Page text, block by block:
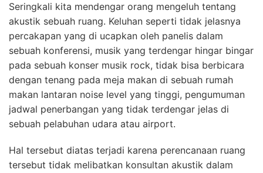
Seringkali kita mendengar orang mengeluh tentang
akustik sebuah ruang. Keluhan seperti tidak jelasnya
percakapan yang di ucapkan oleh panelis dalam
sebuah konferensi, musik yang terdengar hingar bingar
pada sebuah konser musik rock, tidak bisa berbicara
dengan tenang pada meja makan di sebuah rumah
makan lantaran noise level yang tinggi, pengumuman
jadwal penerbangan yang tidak terdengar jelas di
sebuah pelabuhan udara atau airport.
Hal tersebut diatas terjadi karena perencanaan ruang
tersebut tidak melibatkan konsultan akustik dalam